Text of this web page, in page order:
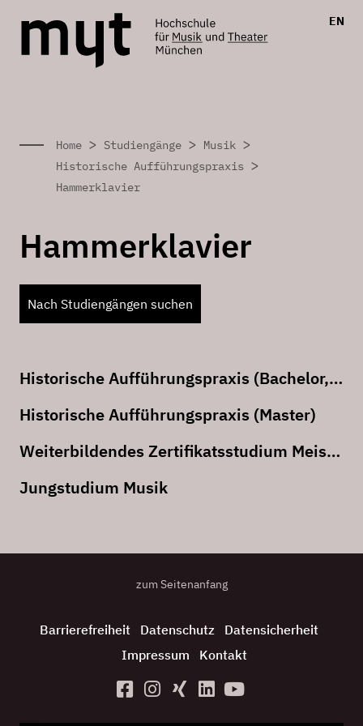
EN
Home > Studiengänge > Musik >
Historische Aufführungspraxis >
Hammerklavier
Hammerklavier
Nach Studiengängen suchen
Historische Aufführungspraxis (Bachelor, künstlerisch)
Historische Aufführungspraxis (Master)
Weiterbildendes Zertifikatsstudium Meisterklasse
Jungstudium Musik
zum Seitenanfang
Barrierefreiheit Datenschutz
Datensicherheit
Impressum
Kontakt